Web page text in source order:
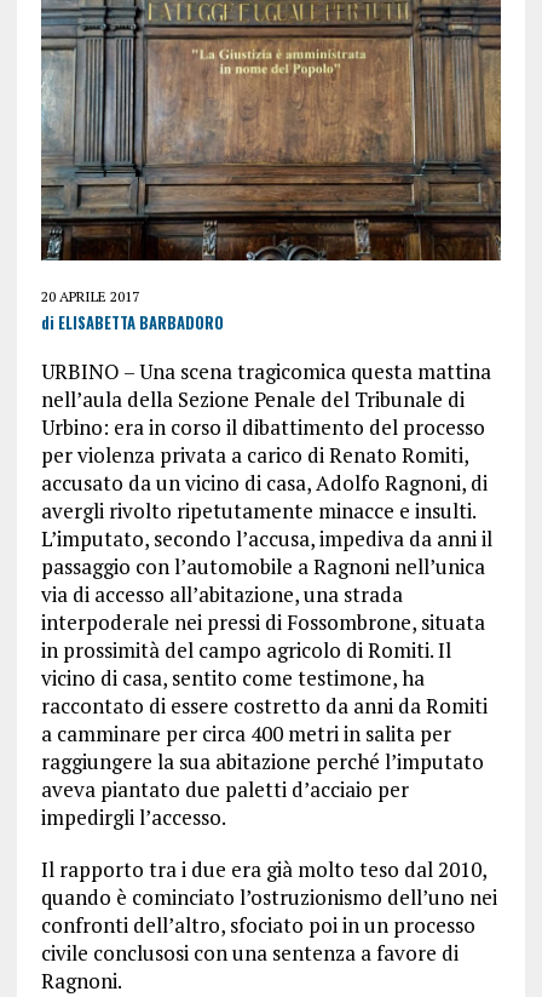
20 APRILE 2017
di ELISABETTA BARBADORO
URBINO – Una scena tragicomica questa mattina
nell’aula della Sezione Penale del Tribunale di
Urbino: era in corso il dibattimento del processo
per violenza privata a carico di Renato Romiti,
accusato da un vicino di casa, Adolfo Ragnoni, di
avergli rivolto ripetutamente minacce e insulti.
L’imputato, secondo l’accusa, impediva da anni il
passaggio con l’automobile a Ragnoni nell’unica
via di accesso all’abitazione, una strada
interpoderale nei pressi di Fossombrone, situata
in prossimità del campo agricolo di Romiti. Il
vicino di casa, sentito come testimone, ha
raccontato di essere costretto da anni da Romiti
a camminare per circa 400 metri in salita per
raggiungere la sua abitazione perché l’imputato
aveva piantato due paletti d’acciaio per
impedirgli l’accesso.
Il rapporto tra i due era già molto teso dal 2010,
quando è cominciato l’ostruzionismo dell’uno nei
confronti dell’altro, sfociato poi in un processo
civile conclusosi con una sentenza a favore di
Ragnoni.